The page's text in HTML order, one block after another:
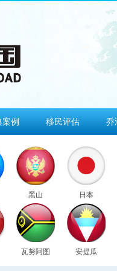
例 移民评估 乔
黑山 日本
瓦努阿图 安提瓜